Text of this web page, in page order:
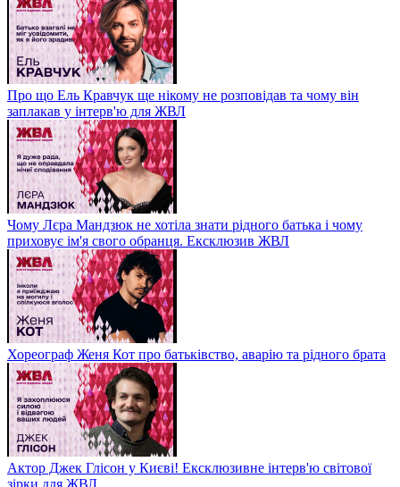
Про що Ель Кравчук ще нікому не розповідав та чому він
заплакав у інтерв'ю для ЖВЛ
Чому Лєра Мандзюк не хотіла знати рідного батька і чому
приховує ім'я свого обранця. Ексклюзив ЖВЛ
Хореограф Женя Кот про батьківство, аварію та рідного брата
Актор Джек Глісон у Києві! Ексклюзивне інтерв'ю світової
зірки для ЖВЛ